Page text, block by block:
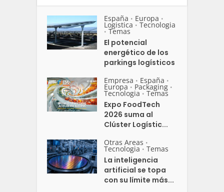
España • Europa •
Logistica • Tecnologia
• Temas
El potencial
energético de los
parkings logísticos
Empresa • España •
Europa • Packaging •
Tecnologia • Temas
Expo FoodTech
2026 suma al
Clúster Logístic...
Otras Areas •
Tecnologia • Temas
La inteligencia
artificial se topa
con su límite más...